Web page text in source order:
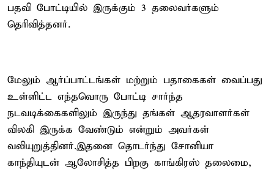
பதவி போட்டியில் இருக்கும் 3 தலைவர்களும்
தெரிவித்தனர்.
மேலும் ஆர்ப்பாட்டங்கள் மற்றும் பதாகைகள் வைப்பது
உள்ளிட்ட எந்தவொரு போட்டி சார்ந்த
நடவடிக்கைகளிலும் இருந்து தங்கள் ஆதரவாளர்கள்
விலகி இருக்க வேண்டும் என்றும் அவர்கள்
வலியுறுத்தினர்.இதனை தொடர்ந்து சோனியா
காந்தியுடன் ஆலோசித்த பிறகு காங்கிரஸ் தலைமை,